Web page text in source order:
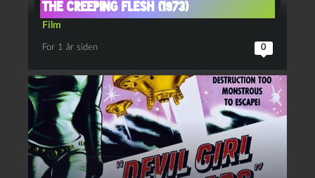
The creeping flesh (1973)
Film
For 1 år siden 0